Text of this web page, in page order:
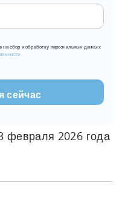
на сбор и обработку персональных данных
февраля 2026 года